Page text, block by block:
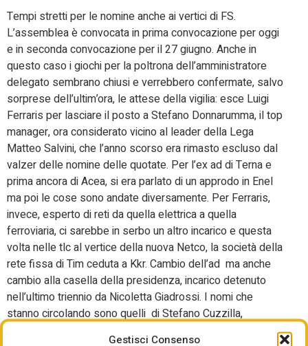
Gestisci Consenso
Tempi stretti per le nomine anche ai vertici di FS.
L’assemblea è convocata in prima convocazione per oggi
e in seconda convocazione per il 27 giugno. Anche in
questo caso i giochi per la poltrona dell’amministratore
delegato sembrano chiusi e verrebbero confermate, salvo
sorprese dell’ultim’ora, le attese della vigilia: esce Luigi
Ferraris per lasciare il posto a Stefano Donnarumma, il top
manager, ora considerato vicino al leader della Lega
Matteo Salvini, che l’anno scorso era rimasto escluso dal
valzer delle nomine delle quotate. Per l’ex ad di Terna e
prima ancora di Acea, si era parlato di un approdo in Enel
ma poi le cose sono andate diversamente. Per Ferraris,
invece, esperto di reti da quella elettrica a quella
ferroviaria, ci sarebbe in serbo un altro incarico e questa
volta nelle tlc al vertice della nuova Netco, la società della
rete fissa di Tim ceduta a Kkr. Cambio dell’ad ma anche
cambio alla casella della presidenza, incarico detenuto
nell’ultimo triennio da Nicoletta Giadrossi. I nomi che
stanno circolando sono quelli di Stefano Cuzzilla,